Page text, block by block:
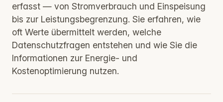
erfasst — von Stromverbrauch und Einspeisung
bis zur Leistungsbegrenzung. Sie erfahren, wie
oft Werte übermittelt werden, welche
Datenschutzfragen entstehen und wie Sie die
Informationen zur Energie- und
Kostenoptimierung nutzen.